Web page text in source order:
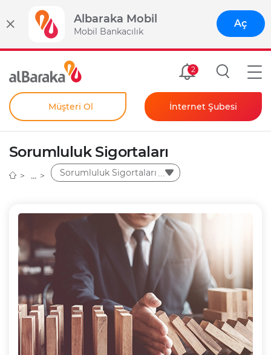
Albaraka Mobil
Mobil Bankacılık
Aç
Size Özel
2
Müşteri Ol
Kendim İçin
Şahıs Firmam İçin
İnternet Şubesi
Bireysel
Kurumsal
Anında Şifre
Sorumluluk Sigortaları
Sorumluluk Sigortaları